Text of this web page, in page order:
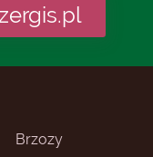
Brzozy